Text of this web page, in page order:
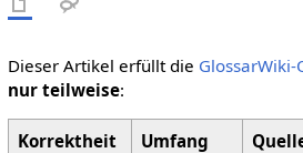
Dieser Artikel erfüllt die
nur teilweise: